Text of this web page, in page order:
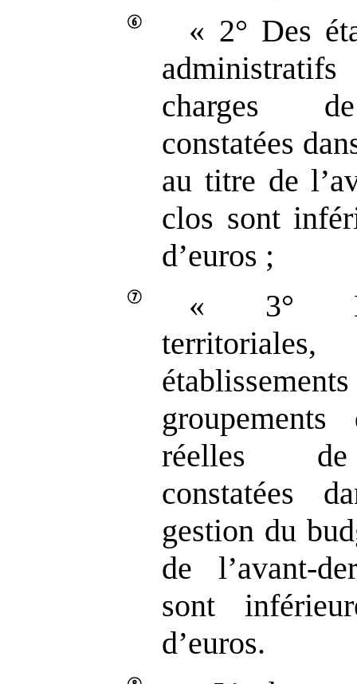
« 2° Des
charges
constatées
au titre de
clos sont
d’euros ;
« 3°
réelles de
constatées
gestion du
de l’avant-
sont
d’euros.